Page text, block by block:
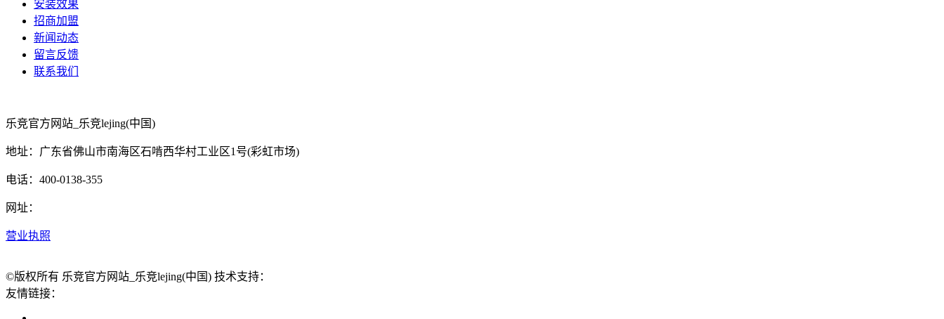
安装效果
招商加盟
新闻动态
留言反馈
联系我们
乐竞官方网站_乐竞lejing(中国)
地址：广东省佛山市南海区石啃西华村工业区1号(彩虹市场)
电话：400-0138-355
网址：
营业执照
©版权所有 乐竞官方网站_乐竞lejing(中国) 技术支持：
友情链接：